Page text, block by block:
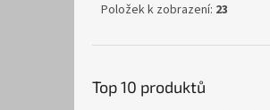
Položek k zobrazení: 23
Top 10 produktů